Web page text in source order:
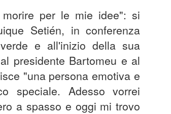
per le mie idee": si
Setién, in conferenza
e all'inizio della sua
presidente Bartomeu e al
"una persona emotiva e
speciale. Adesso vorrei
a spasso e oggi mi trovo